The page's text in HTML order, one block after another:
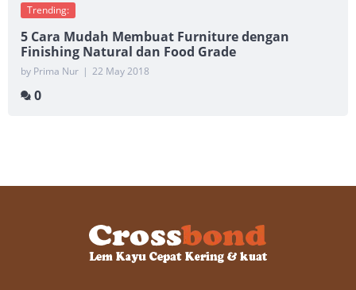
Trending:
5 Cara Mudah Membuat Furniture dengan
Finishing Natural dan Food Grade
by Prima Nur | 22 May 2018
0